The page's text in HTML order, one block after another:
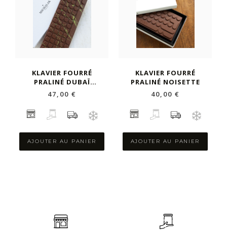
KLAVIER FOURRÉ
PRALINÉ DUBAÏ
STYLE
47,00 €
AJOUTER AU PANIER
KLAVIER FOURRÉ
PRALINÉ NOISETTE
40,00 €
AJOUTER AU PANIER